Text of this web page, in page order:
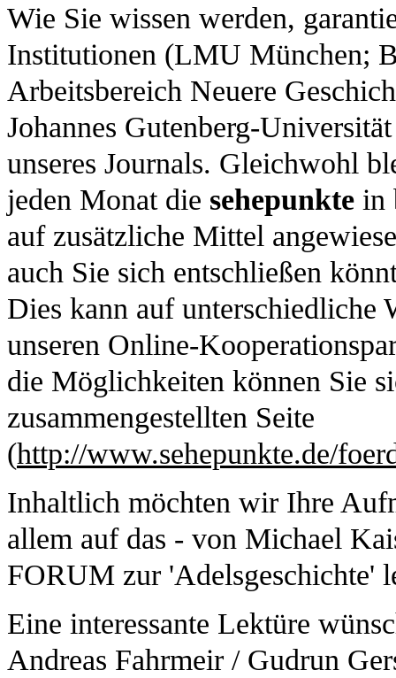
Wie Sie wissen werden,
Institutionen (LMU München;
Arbeitsbereich Neuere
Johannes Gutenberg-
unseres Journals. Gleichwohl
jeden Monat die sehepunkte in
auf zusätzliche Mittel
auch Sie sich entschließen
Dies kann auf unterschiedliche
unseren Online-
die Möglichkeiten können Sie
zusammengestellten Seite
(http://www.sehepunkte.de/
Inhaltlich möchten wir Ihre
allem auf das - von Michael
FORUM zur 'Adelsgeschichte'
Eine interessante Lektüre
Andreas Fahrmeir / Gudrun